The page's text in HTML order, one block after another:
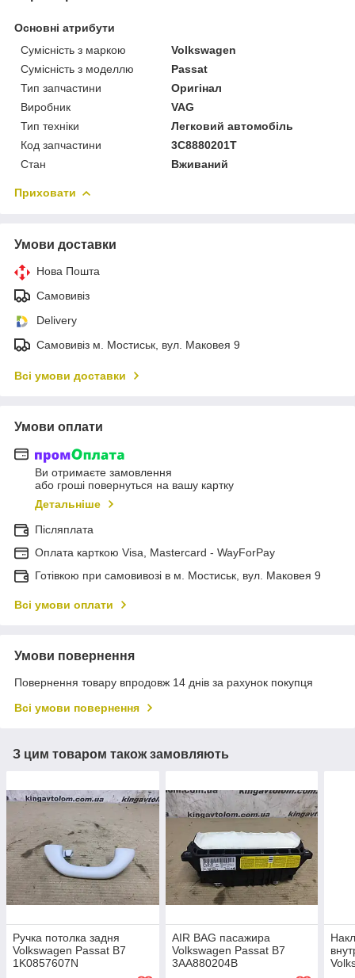
Основні атрибути
Сумісність з маркою
Volkswagen
Сумісність з моделлю
Passat
Тип запчастини
Оригінал
Виробник
VAG
Тип техніки
Легковий автомобіль
Код запчастини
3C8880201T
Стан
Вживаний
Приховати
Умови доставки
Нова Пошта
Самовивіз
Delivery
Самовивіз м. Мостиськ, вул. Маковея 9
Всі умови доставки
Умови оплати
Ви отримаєте замовлення
або гроші повернуться на вашу картку
Детальніше
Післяплата
Оплата карткою Visa, Mastercard - WayForPay
Готівкою при самовивозі в м. Мостиськ, вул. Маковея 9
Всі умови оплати
Умови повернення
Повернення товару впродовж 14 днів за рахунок покупця
Всі умови повернення
З цим товаром також замовляють
Ручка потолка задня
Volkswagen Passat B7
1K0857607N
AIR BAG пасажира
Volkswagen Passat B7
3AA880204B